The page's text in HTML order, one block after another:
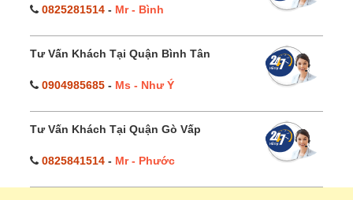
0825281514 - Mr - Bình
Tư Vấn Khách Tại Quận Bình Tân
0904985685 - Ms - Như Ý
Tư Vấn Khách Tại Quận Gò Vấp
0825841514 - Mr - Phước